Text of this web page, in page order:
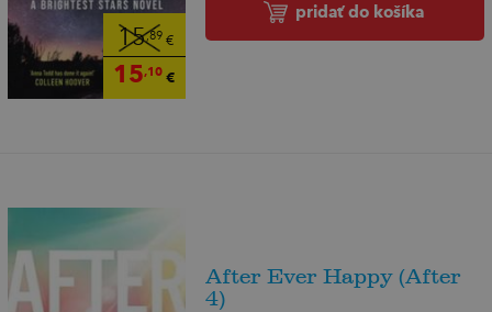
15,89 €
15,10€
pridať do košíka
After Ever Happy (After
4)